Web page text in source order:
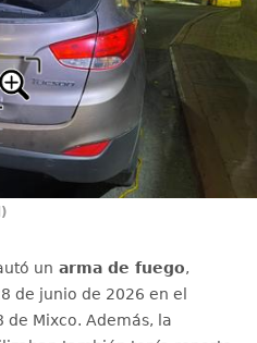
un arma de fuego,
de junio de 2026 en el
de Mixco. Además, la